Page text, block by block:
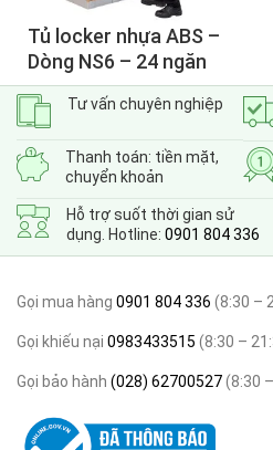
Tủ locker nhựa ABS –
Dòng NS6 – 24 ngăn
Tư vấn chuyên nghiệp
Thanh toán: tiền mặt,
chuyển khoản
Hỗ trợ suốt thời gian sử
dụng. Hotline: 0901 804 336
Gọi mua hàng 0901 804 336 (8:30 –
Gọi khiếu nại 0983433515 (8:30 –
Gọi bảo hành (028) 62700527(8:30